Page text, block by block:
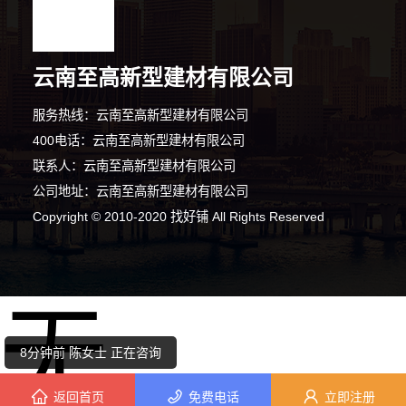
云南至高新型建材有限公司
服务热线：云南至高新型建材有限公司
400电话：云南至高新型建材有限公司
联系人：云南至高新型建材有限公司
公司地址：云南至高新型建材有限公司
Copyright © 2010-2020 找好铺 All Rights Reserved
8分钟前 韩女士 正在咨询
6分钟前 周小姐 正在咨询
1分钟前 胡先生 正在咨询
返回首页 免费电话 立即注册
无